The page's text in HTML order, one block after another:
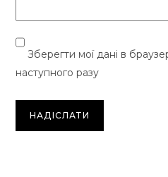
Зберегти мої дані в
наступного разу